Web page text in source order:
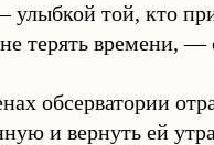
той, кто
терять времени, —
обсерватории
и вернуть ей